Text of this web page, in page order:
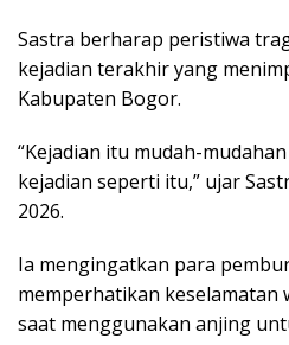
Sastra berharap peristiwa
kejadian terakhir yang
Kabupaten Bogor.
“Kejadian itu mudah-
kejadian seperti itu,” ujar
2026.
Ia mengingatkan para
memperhatikan keselamatan
saat menggunakan anjing